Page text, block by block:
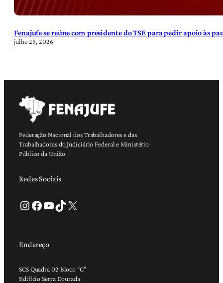
Fenajufe se reúne com presidente do TSE para pedir apoio às
julho 29, 2026
Federação Nacional dos Trabalhadores e das
Trabalhadoras do Judiciário Federal e Ministério
Público da União
Redes Sociais
Instagram Facebook Youtube TikTok X
Endereço
SCS Quadra 02 Bloco “C”
Edifício Serra Dourada